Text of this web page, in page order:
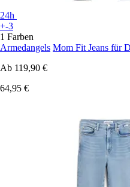
24h
+-3
1 Farben
Armedangels Mom Fit Jeans für
Ab 119,90 €
64,95 €